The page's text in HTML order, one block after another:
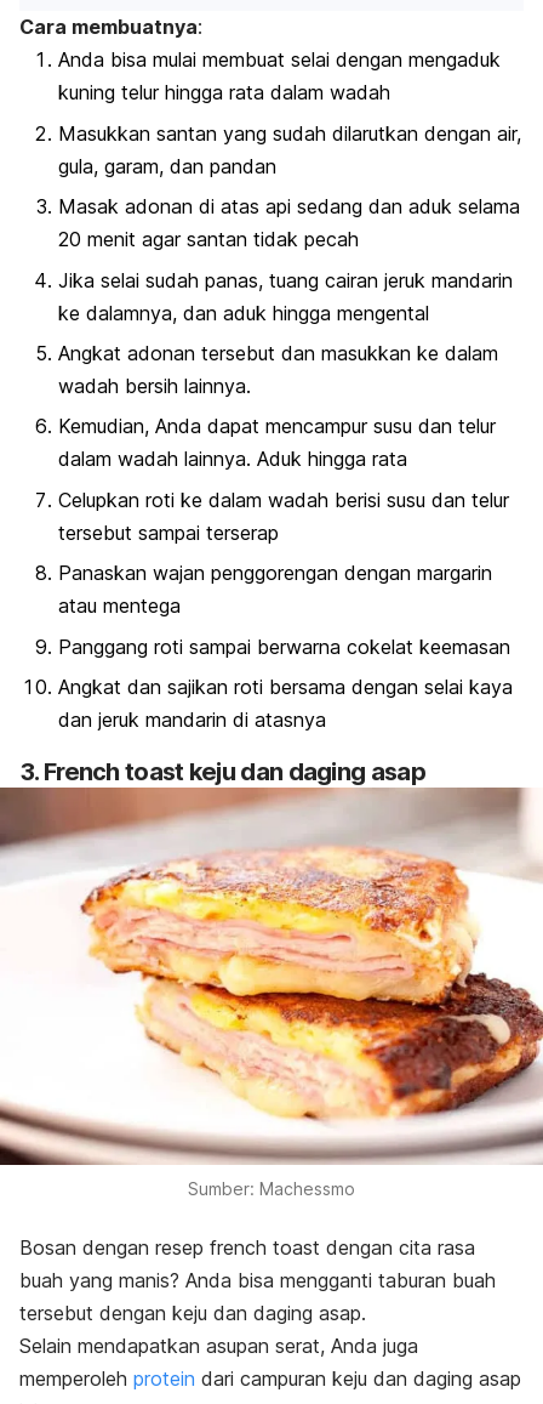
Cara membuatnya:
Anda bisa mulai membuat selai dengan mengaduk
kuning telur hingga rata dalam wadah
Masukkan santan yang sudah dilarutkan dengan air,
gula, garam, dan pandan
Masak adonan di atas api sedang dan aduk selama
20 menit agar santan tidak pecah
Jika selai sudah panas, tuang cairan jeruk mandarin
ke dalamnya, dan aduk hingga mengental
Angkat adonan tersebut dan masukkan ke dalam
wadah bersih lainnya.
Kemudian, Anda dapat mencampur susu dan telur
dalam wadah lainnya. Aduk hingga rata
Celupkan roti ke dalam wadah berisi susu dan telur
tersebut sampai terserap
Panaskan wajan penggorengan dengan margarin
atau mentega
Panggang roti sampai berwarna cokelat keemasan
Angkat dan sajikan roti bersama dengan selai kaya
dan jeruk mandarin di atasnya
3. French toast keju dan daging asap
Sumber: Machessmo
Bosan dengan resep french toast dengan cita rasa
buah yang manis? Anda bisa mengganti taburan buah
tersebut dengan keju dan daging asap.
Selain mendapatkan asupan serat, Anda juga
memperoleh protein dari campuran keju dan daging asap